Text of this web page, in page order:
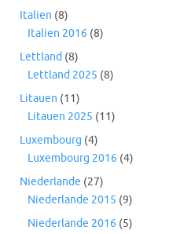
Italien (8)
Italien 2016 (8)
Lettland (8)
Lettland 2025 (8)
Litauen (11)
Litauen 2025 (11)
Luxembourg (4)
Luxembourg 2016 (4)
Niederlande (27)
Niederlande 2015 (9)
Niederlande 2016 (5)